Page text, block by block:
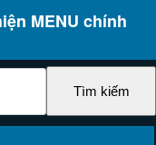
MENU chính